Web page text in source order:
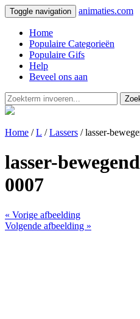
Toggle navigation animaties.com
Home
Populaire Categorieën
Populaire Gifs
Help
Beveel ons aan
Home /L /Lassers / lasser-
lasser-
0007
« Vorige afbeelding
Volgende afbeelding »